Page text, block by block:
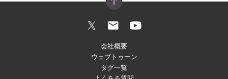
会社概要
ウェブトゥーン
タグ一覧